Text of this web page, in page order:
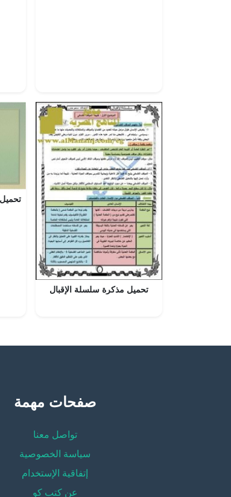
تحميل مذكرة سلسلة الإقبال
صفحات مهمة
تواصل معنا
سياسة الخصوصية
إتفاقية الإستخدام
عن كتب كو